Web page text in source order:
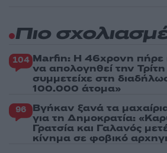
Πιο
104 Marfin: Η 46χρονη πήρε
να απολογηθεί την
συμμετείχε στη
100.000 άτομα»
96 Βγήκαν ξανά τα
για τη Δημοκρατία:
Γρατσία και Γαλανός
κίνημα σε φοβικό